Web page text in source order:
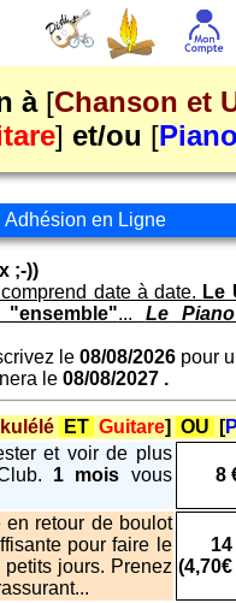
à [Chanson et
] et/ou [
Adhésion en Ligne
;-))
date à date. Le
... Le
le 08/08/2026 pour
le 08/08/2027 .
ET Guitare] OU [
et voir de plus
1 mois vous
8
en retour de boulot
pour faire le
jours. Prenez